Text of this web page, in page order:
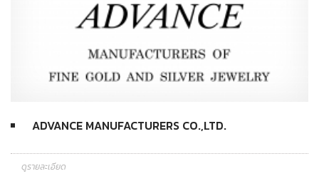
ADVANCE MANUFACTURERS CO.,LTD.
ดูรายละเอียด